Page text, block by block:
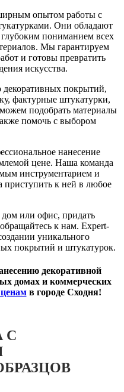
опытом работы с
Они обладают
пониманием всех
Мы гарантируем
и готовы превратить
искусства.
покрытий,
фактурные штукатурки,
подобрать материалы
помочь с выбором
нанесение
цене. Наша команда
инструментарием и
приступить к ней в любое
дом или офис, придать
к нам. Expert-
уникального
покрытий и штукатурок.
декоративной
домах и коммерческих
в городе Сходня!
С